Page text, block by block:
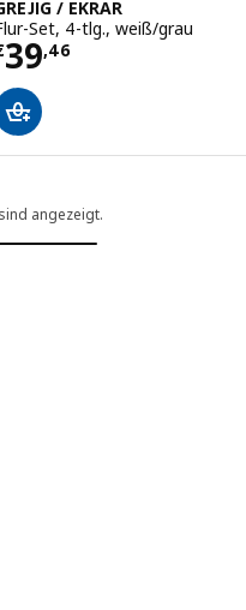
/ EKRAR
Set, 4-tlg., weiß/grau
39,46€ 39,46
angezeigt.